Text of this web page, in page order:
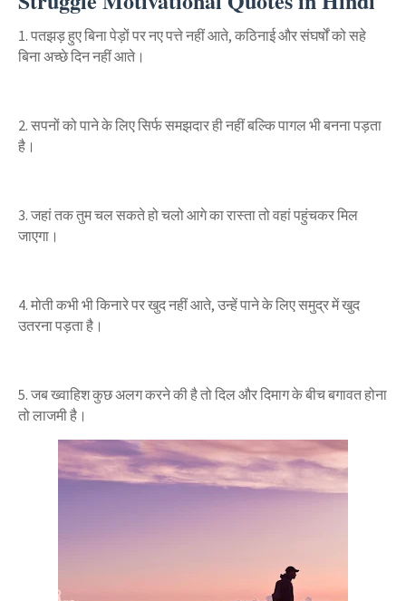
1. पतझड़ हुए बिना पेड़ों पर नए पत्ते नहीं आते, कठिनाई और संघर्षों को सहे
बिना अच्छे दिन नहीं आते।
2. सपनों को पाने के लिए सिर्फ समझदार ही नहीं बल्कि पागल भी बनना पड़ता
है।
3. जहां तक तुम चल सकते हो चलो आगे का रास्ता तो वहां पहुंचकर मिल
जाएगा।
4. मोती कभी भी किनारे पर खुद नहीं आते, उन्हें पाने के लिए समुद्र में खुद
उतरना पड़ता है।
5. जब ख्वाहिश कुछ अलग करने की है तो दिल और दिमाग के बीच बगावत होना
तो लाजमी है।